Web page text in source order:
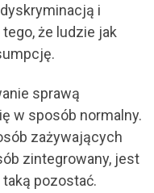
i
że ludzie jak
sprawą
w sposób normalny.
zażywających
zintegrowany, jest
pozostać.